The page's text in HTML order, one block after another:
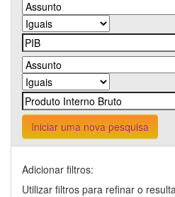
Iniciar uma nova pesquisa
Adicionar filtros:
Utilizar filtros para refinar o